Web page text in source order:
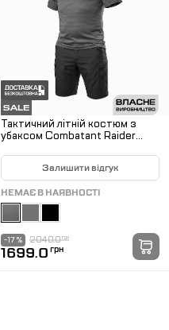
Тактичний літній костюм з
убаксом Combatant Raider
шортами Rip-Stop PolyCotton
SPECPROM. Олива
Залишити відгук
НЕМАЄ В НАЯВНОСТІ
2040.0грн
-17 %
1699.0 грн